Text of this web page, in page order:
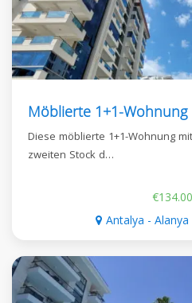
Diese möblierte 1+1-Wohnung
zweiten Stock d…
Antalya -